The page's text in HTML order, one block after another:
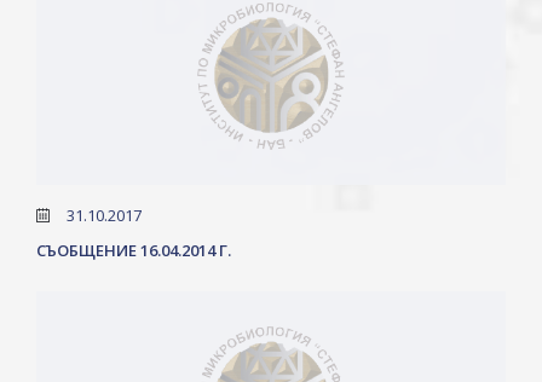
31.10.2017
СЪОБЩЕНИЕ 16.04.2014 Г.